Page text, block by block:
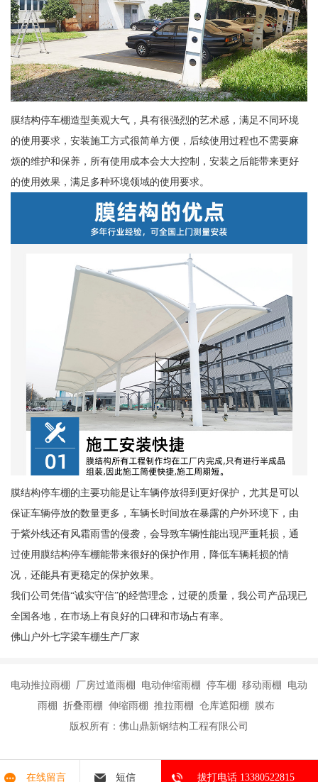
膜结构停车棚造型美观大气，具有很强烈的艺术感，满足不同环境
的使用要求，安装施工方式很简单方便，后续使用过程也不需要麻
烦的维护和保养，所有使用成本会大大控制，安装之后能带来更好
的使用效果，满足多种环境领域的使用要求。
膜结构停车棚的主要功能是让车辆停放得到更好保护，尤其是可以
保证车辆停放的数量更多，车辆长时间放在暴露的户外环境下，由
于紫外线还有风霜雨雪的侵袭，会导致车辆性能出现严重耗损，通
过使用膜结构停车棚能带来很好的保护作用，降低车辆耗损的情
况，还能具有更稳定的保护效果。
我们公司凭借“诚实守信”的经营理念，过硬的质量，我公司产品现已
全国各地，在市场上有良好的口碑和市场占有率。
佛山户外七字梁车棚生产厂家
电动推拉雨棚 厂房过道雨棚 电动伸缩雨棚 停车棚 移动雨棚 电动
雨棚 折叠雨棚 伸缩雨棚 推拉雨棚 仓库遮阳棚 膜布
版权所有：佛山鼎新钢结构工程有限公司
在线留言 短信 拔打电话 13380522815